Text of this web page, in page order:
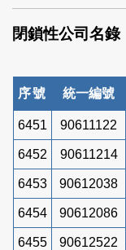
索
閉鎖性公司名錄
序號 統一編號
6451 90611122
6452 90611214
6453 90612038
6454 90612086
6455 90612522